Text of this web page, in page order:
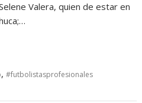
Valera, quien de estar en
,#futbolistasprofesionales